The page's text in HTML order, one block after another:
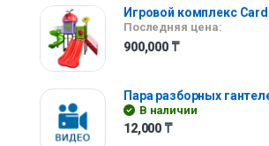
Игровой комплекс
Последняя цена:
900,000 ₸
Пара разборных
В наличии
12,000 ₸